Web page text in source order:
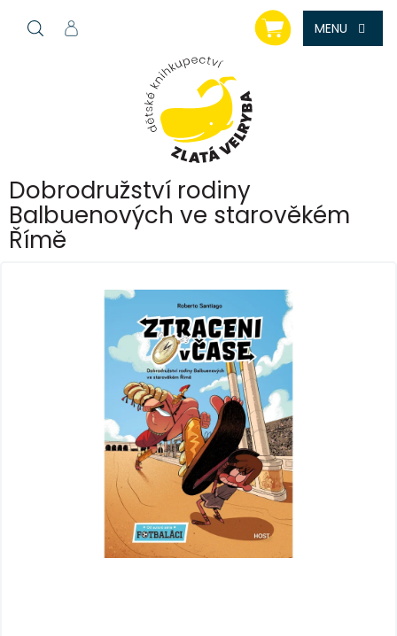
NÁKUPNÍ
KOŠÍK
Dobrodružství rodiny
Balbuenových ve starověkém
Římě